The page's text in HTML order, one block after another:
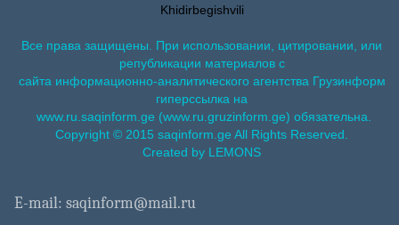
Khidirbegishvili
Все права защищены. При использовании, цитировании, или
републикации материалов с
сайта информационно-аналитического агентства Грузинформ
гиперссылка на
www.ru.saqinform.ge (www.ru.gruzinform.ge) обязательна.
Copyright © 2015 saqinform.ge All Rights Reserved.
Created by LEMONS
E-mail: saqinform@mail.ru